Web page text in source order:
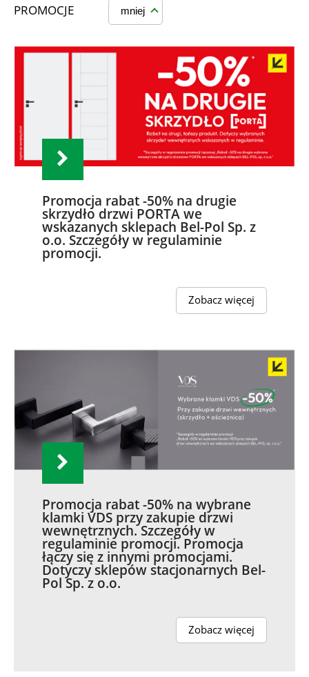
PROMOCJE mniej
Promocja rabat -50% na drugie
skrzydło drzwi PORTA we
wskazanych sklepach Bel-Pol Sp. z
o.o. Szczegóły w regulaminie
promocji.
Zobacz więcej
Promocja rabat -50% na wybrane
klamki VDS przy zakupie drzwi
wewnętrznych. Szczegóły w
regulaminie promocji. Promocja
łączy się z innymi promocjami.
Dotyczy sklepów stacjonarnych Bel-
Pol Sp. z o.o.
Zobacz więcej